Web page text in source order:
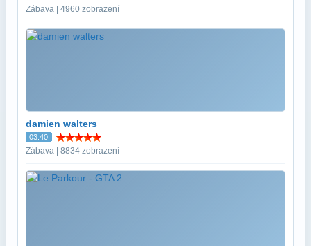
Zábava | 4960 zobrazení
damien walters
03:40
Zábava | 8834 zobrazení